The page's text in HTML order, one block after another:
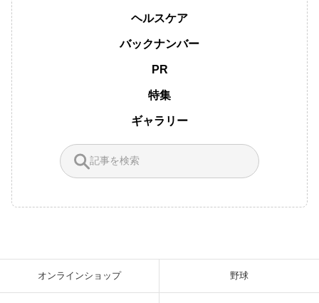
ヘルスケア
バックナンバー
PR
特集
ギャラリー
オンラインショップ 野球